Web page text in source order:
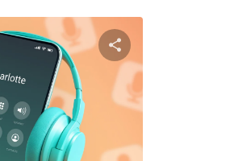
Comparte este
Twitter